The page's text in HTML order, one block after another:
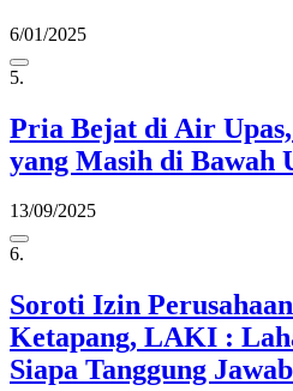
6/01/2025
5.
Pria Bejat di Air
yang Masih di Bawah
13/09/2025
6.
Soroti Izin
Ketapang, LAKI :
Siapa Tanggung